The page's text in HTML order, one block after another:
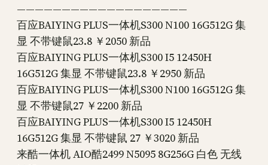
———————————————————
百应BAIYING PLUS一体机S300 N100 16G512G 集
显 不带键鼠23.8 ￥2050 新品
百应BAIYING PLUS一体机S300 I5 12450H
16G512G 集显 不带键鼠23.8 ￥2950 新品
百应BAIYING PLUS一体机S300 N100 16G512G 集
显 不带键鼠27 ￥2200 新品
百应BAIYING PLUS一体机S300 I5 12450H
16G512G 集显 不带键鼠 27 ￥3020 新品
来酷一体机 AIO酷2499 N5095 8G256G 白色 无线